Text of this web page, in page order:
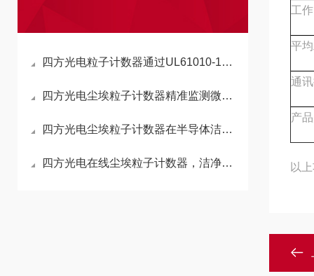
四方光电粒子计数器通过UL61010-1认证，安全性能获国际认可
四方光电尘埃粒子计数器精准监测微粒污染，助力显示面板制程良率提升
四方光电尘埃粒子计数器在半导体洁净生产中的应用
四方光电在线尘埃粒子计数器，洁净室环境监测的“火眼金睛”
工
平
通
产
以